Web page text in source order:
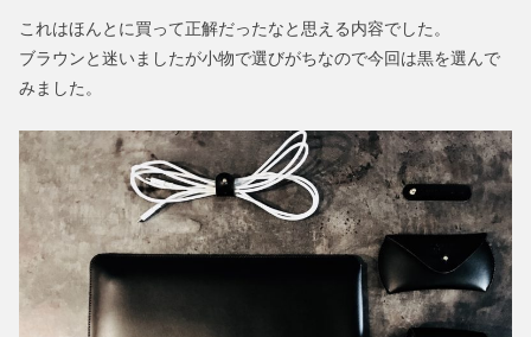
これはほんとに買って正解だったなと思える内容でした。
ブラウンと迷いましたが小物で選びがちなので今回は黒を選んで
みました。